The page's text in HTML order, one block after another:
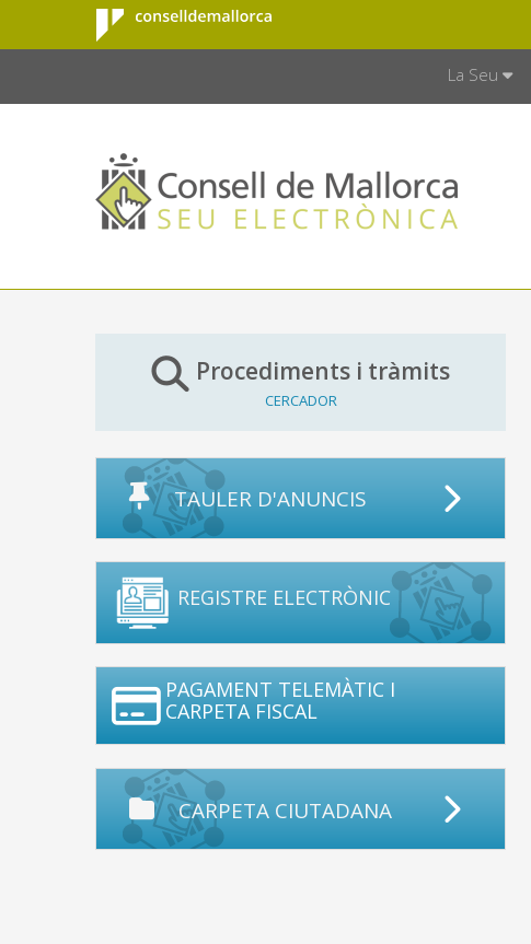
Salta al contingut principal
Consell de
Mallorca
La Seu
Procediments i tràmits
CERCADOR
TAULER D'ANUNCIS
REGISTRE ELECTRÒNIC
PAGAMENT TELEMÀTIC I
CARPETA FISCAL
CARPETA CIUTADANA